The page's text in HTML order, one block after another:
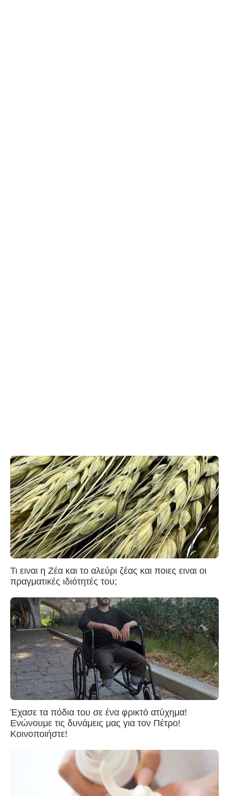
Τι ειναι η Ζέα και το αλεύρι ζέας και ποιες ειναι οι
πραγματικές ιδιότητές του;
Έχασε τα πόδια του σε ένα φρικτό ατύχημα!
Ενώνουμε τις δυνάμεις μας για τον Πέτρο!
Κοινοποιήστε!